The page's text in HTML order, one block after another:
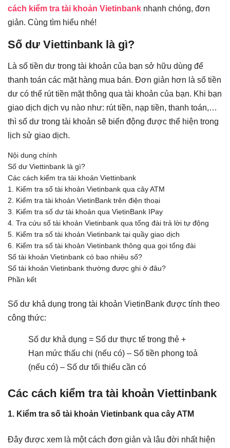
cách kiểm tra tài khoản Vietinbank nhanh chóng, đơn
giản. Cùng tìm hiểu nhé!
Số dư Viettinbank là gì?
Là số tiền dư trong tài khoản của bạn sở hữu dùng để
thanh toán các mặt hàng mua bán. Đơn giản hơn là số tiền
dư có thể rút tiền mặt thông qua tài khoản của bạn. Khi bạn
giao dịch dịch vụ nào như: rút tiền, nạp tiền, thanh toán,…
thì số dư trong tài khoản sẽ biến động được thể hiện trong
lịch sử giao dịch.
Nội dung chính
Số dư Viettinbank là gì?
Các cách kiểm tra tài khoản Viettinbank
1. Kiểm tra số tài khoản Vietinbank qua cây ATM
2. Kiểm tra tài khoản VietinBank trên điện thoại
3. Kiểm tra số dư tài khoản qua VietinBank IPay
4. Tra cứu số tài khoản Vietinbank qua tổng đài trả lời tự động
5. Kiểm tra số tài khoản Vietinbank tại quầy giao dịch
6. Kiểm tra số tài khoản Vietinbank thông qua gọi tổng đài
Số tài khoản Vietinbank có bao nhiêu số?
Số tài khoản Vietinbank thường được ghi ở đâu?
Phần kết
Số dư khả dụng trong tài khoản VietinBank được tính theo
công thức:
Số dư khả dụng = Số dư thực tế trong thẻ +
Hạn mức thấu chi (nếu có) – Số tiền phong toả
(nếu có) – Số dư tối thiểu cần có
Các cách kiểm tra tài khoản Viettinbank
1. Kiểm tra số tài khoản Vietinbank qua cây ATM
Đây được xem là một cách đơn giản và lâu đời nhất hiện